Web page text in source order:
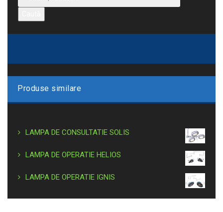
Produse similare
LAMPA DE CONSULTATIE SOLIS
LAMPA DE OPERATIE HELIOS
LAMPA DE OPERATIE IGNIS